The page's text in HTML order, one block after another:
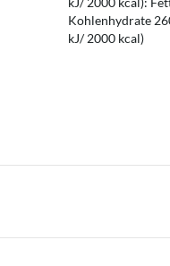
Kohlenhydrate
kJ/ 2000 kcal)